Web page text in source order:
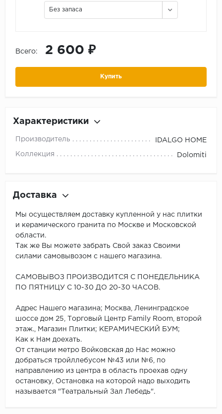
Без запаса
Всего: 2 600 ₽
Купить
Характеристики
Производитель IDALGO HOME
Коллекция Dolomiti
Доставка
Мы осуществляем доставку купленной у нас плитки
и керамического гранита по Москве и Московской
области.
Так же Вы можете забрать Свой заказ Своими
силами самовывозом с нашего магазина.
САМОВЫВОЗ ПРОИЗВОДИТСЯ С ПОНЕДЕЛЬНИКА
ПО ПЯТНИЦУ С 10-30 ДО 20-30 ЧАСОВ.
Адрес Нашего магазина; Москва, Ленинградское
шоссе дом 25, Торговый Центр Family Room, второй
этаж., Магазин Плитки; КЕРАМИЧЕСКИЙ БУМ;
Как к Нам доехать.
От станции метро Войковская до Нас можно
добраться тройллебусом №43 или №6, по
направлению из центра в область проехав одну
остановку, Остановка на которой надо выходить
называется "Театральный Зал Лебедь".